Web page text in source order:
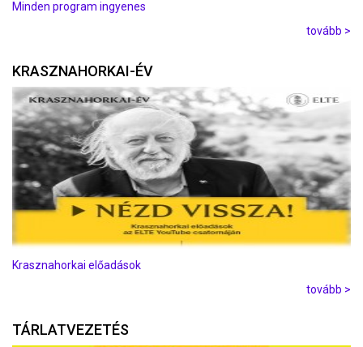
Minden program ingyenes
tovább >
KRASZNAHORKAI-ÉV
Krasznahorkai előadások
tovább >
TÁRLATVEZETÉS